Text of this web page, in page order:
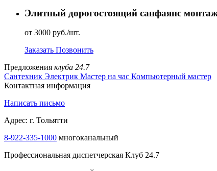
Элитный дорогостоящий санфаянс
от 3000 руб./шт.
Заказать Позвонить
Предложения клуба 24.7
Сантехник Электрик Мастер на час Компьютерный мастер
Контактная информация
Написать письмо
Адрес: г. Тольятти
8-922-335-1000 многоканальный
Профессиональная диспетчерская Клуб 24.7